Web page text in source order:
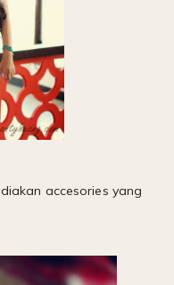
accesories yang